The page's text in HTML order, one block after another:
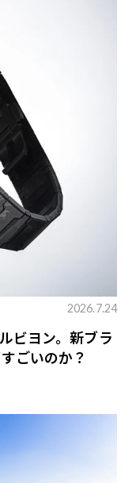
2026.7.24
ビヨン。新ブラ
ごいのか？